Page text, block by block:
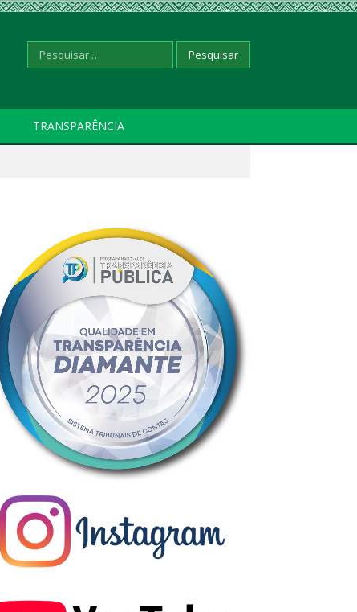
Pesquisar
TRANSPARÊNCIA